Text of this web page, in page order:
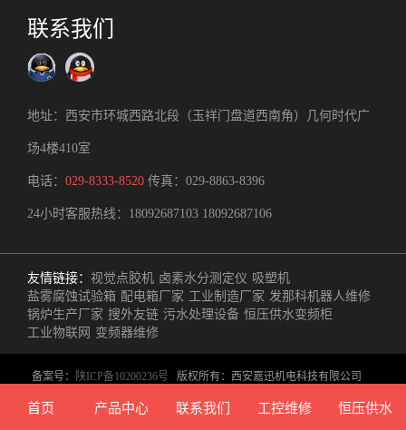
联系我们
地址：西安市环城西路北段（玉祥门盘道西南角）几何时代广
场4楼410室
电话： 029-8333-8520 传真：029-8863-8396
24小时客服热线： 18092687103 18092687106
友情链接： 视觉点胶机 卤素水分测定仪 吸塑机
盐雾腐蚀试验箱 配电箱厂家 工业制造厂家 发那科机器人维修
锅炉生产厂家 搜外友链 污水处理设备 恒压供水变频柜
工业物联网 变频器维修
备案号： 陕ICP备10200236号 版权所有：西安嘉迅机电科技有限公司
套生产制造、非标自动化设备研制开发、技术（维修）服务
首页 产品中心 联系我们 工控维修 恒压供水